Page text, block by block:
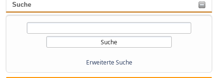
Suche
Erweiterte Suche